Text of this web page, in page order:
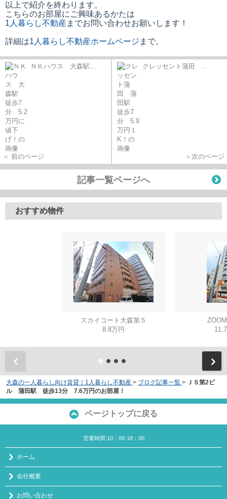
以上で紹介を終わります。
こちらのお部屋にご興味あるかたは
1人暮らし不動産までお問い合わせお願いします！
詳細は1人暮らし不動産ホームページ まで。
ＮＫハウス 大森駅...
＜ 前のページ
クレッセント蒲田 ...
＞次のページ
記事一覧ページへ
おすすめ物件
スカイコート大森第５
8.8万円
大森の一人暮らし向け賃貸｜1人暮らし不動産 > ブログ記事一覧 > ＪＳ第2ビ
ル 蒲田駅 徒歩13分 7.6万円のお部屋！
ページトップに戻る
営業時間:10：00-18：00
ホーム
会社概要
お問い合わせ